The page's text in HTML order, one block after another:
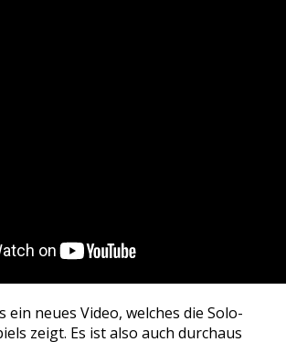
ein neues Video, welches die Solo-
zeigt. Es ist also auch durchaus